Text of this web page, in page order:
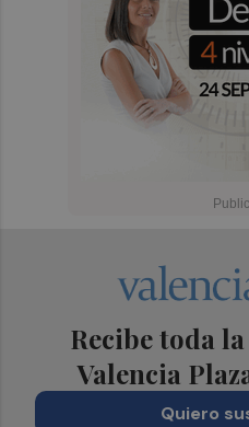
Recibe toda
Valencia
Quiero